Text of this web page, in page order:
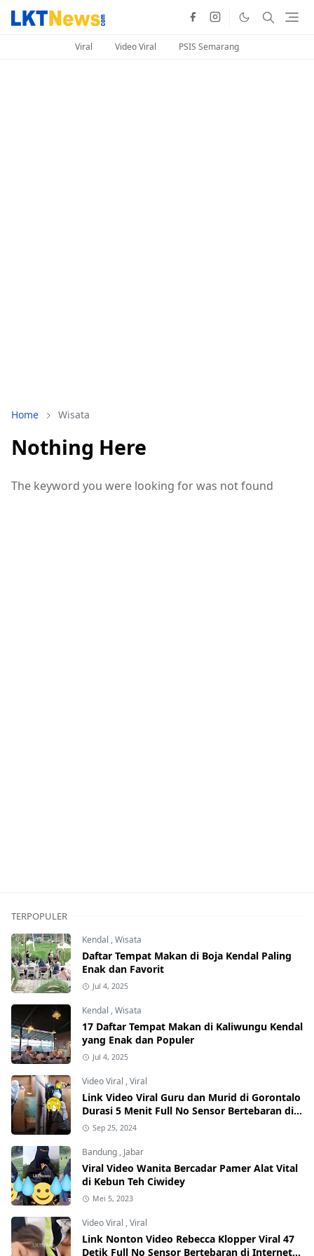
Viral Video Viral PSIS Semarang
Home Wisata
Nothing Here
The keyword you were looking for was not found
TERPOPULER
Kendal ,Wisata
Daftar Tempat Makan di Boja Kendal Paling
Enak dan Favorit
Jul 4, 2025
Kendal ,Wisata
17 Daftar Tempat Makan di Kaliwungu Kendal
yang Enak dan Populer
Jul 4, 2025
Video Viral ,Viral
Link Video Viral Guru dan Murid di Gorontalo
Durasi 5 Menit Full No Sensor Bertebaran di
Internet, Hati-Hati Phising!
Sep 25, 2024
Bandung , Jabar
Viral Video Wanita Bercadar Pamer Alat Vital
di Kebun Teh Ciwidey
Mei 5, 2023
Video Viral ,Viral
Link Nonton Video Rebecca Klopper Viral 47
Detik Full No Sensor Bertebaran di Internet,